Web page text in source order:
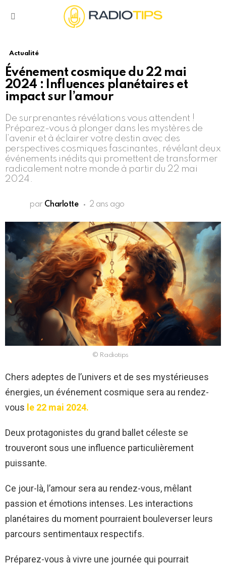
Actualité
Événement cosmique du 22 mai
2024 : Influences planétaires et
impact sur l’amour
De surprenantes révélations vous attendent !
Préparez-vous à plonger dans les mystères de
l’avenir et à éclairer votre destin avec des
perspectives cosmiques fascinantes, révélant deux
événements inédits qui promettent de transformer
radicalement notre monde à partir du 22 mai
2024.
par Charlotte 2 ans ago
© Radiotips
Chers adeptes de l’univers et de ses mystérieuses
énergies, un événement cosmique sera au rendez-
vous le 22 mai 2024.
Deux protagonistes du grand ballet céleste se
trouveront sous une influence particulièrement
puissante.
Ce jour-là, l’amour sera au rendez-vous, mêlant
passion et émotions intenses. Les interactions
planétaires du moment pourraient bouleverser leurs
parcours sentimentaux respectifs.
Préparez-vous à vivre une journée qui pourrait